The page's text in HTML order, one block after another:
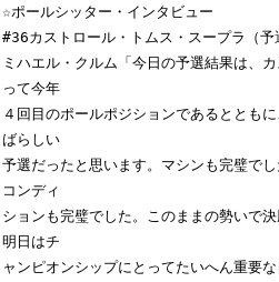
☆ポールシッター・インタビュー
#36カストロール・トムス・スープラ（予
ミハエル・クルム「今日の予選結果は、
って今年
４回目のポールポジションであるととも
ばらしい
予選だったと思います。マシンも完璧で
コンディ
ションも完璧でした。このままの勢いで
明日はチ
ャンピオンシップにとってたいへん重要